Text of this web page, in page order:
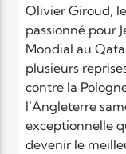
Olivier Giroud,
passionné pour
Mondial au
plusieurs
contre la
l’Angleterre
exceptionnelle
devenir le